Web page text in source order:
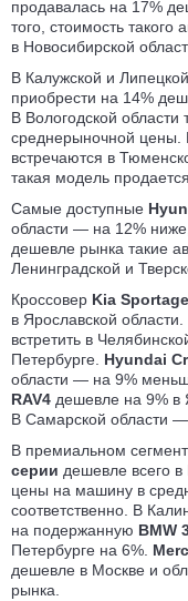
продавалась на 17%
того, стоимость
в Новосибирской
В Калужской и
приобрести на 14%
В Вологодской
среднерыночной цены.
встречаются в
такая модель
Самые доступные
области — на 12%
дешевле рынка такие
Ленинградской и
Кроссовер Kia Sportage
в Ярославской
встретить в
Петербурге. Hyundai
области — на 9%
RAV4 дешевле на 9% в
В Самарской области
В премиальном
серии дешевле всего в
цены на машину в
соответственно. В
на подержанную ВMW
Петербурге на 6%.
дешевле в Москве и
рынка.